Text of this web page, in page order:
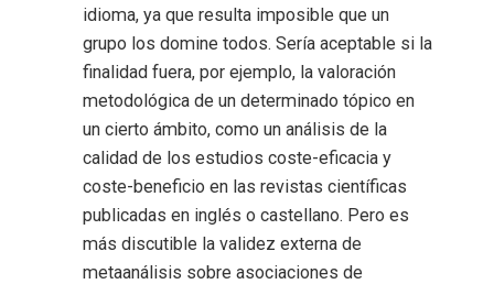
idioma, ya que resulta imposible que un
grupo los domine todos. Sería aceptable si la
finalidad fuera, por ejemplo, la valoración
metodológica de un determinado tópico en
un cierto ámbito, como un análisis de la
calidad de los estudios coste-eficacia y
coste-beneficio en las revistas científicas
publicadas en inglés o castellano. Pero es
más discutible la validez externa de
metaanálisis sobre asociaciones de